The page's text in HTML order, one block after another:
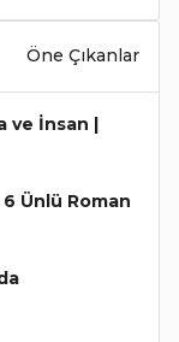
Öne Çıkanlar
ve İnsan |
6 Ünlü Roman